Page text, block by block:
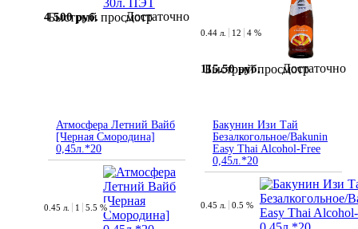
Быстрый просмотр
4 500 руб. Достаточно
Быстрый просмотр
0.44 л. 12 4 %
115.50 руб. Достаточно
Атмосфера Летний Вайб
[Черная Смородина]
0,45л.*20
0.45 л. 1 5.5 %
Бакунин Изи Тай
Безалкогольное/Bakunin
Easy Thai Alcohol-Free
0,45л.*20
0.45 л. 0.5 %